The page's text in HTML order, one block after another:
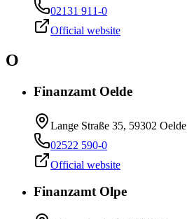
02131 911-0
Official website
O
Finanzamt Oelde
Lange Straße 35, 59302 Oelde
02522 590-0
Official website
Finanzamt Olpe